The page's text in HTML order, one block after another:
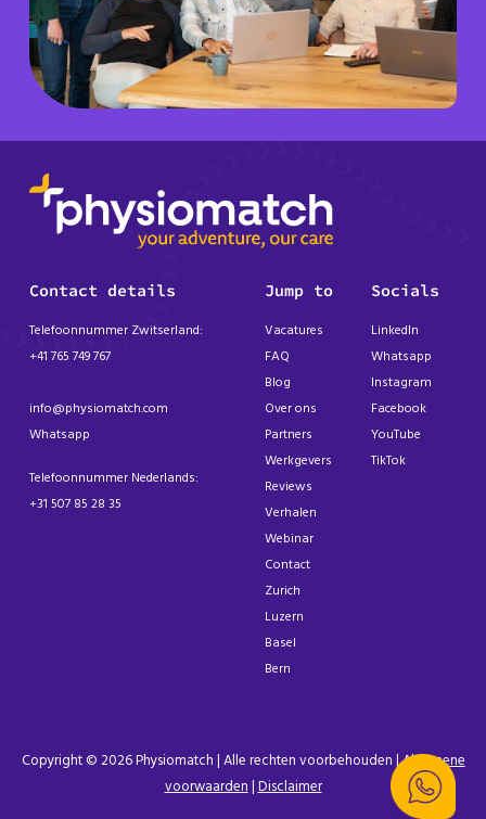
Contact details
Telefoonnummer Zwitserland:
+41 765 749 767
info@physiomatch.com
Whatsapp
Telefoonnummer Nederlands:
+31 507 85 28 35
Jump to
Vacatures
FAQ
Blog
Over ons
Partners
Werkgevers
Reviews
Verhalen
Webinar
Contact
Zurich
Luzern
Basel
Bern
Socials
LinkedIn
Whatsapp
Instagram
Facebook
YouTube
TikTok
Copyright © 2026 Physiomatch | Alle rechten voorbehouden |Algemene
voorwaarden | Disclaimer